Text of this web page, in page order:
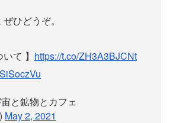
ひどうぞ。
て 】 https://t.co/ZH3A3BJCNt
と鉱物とカフェ
May 2, 2021